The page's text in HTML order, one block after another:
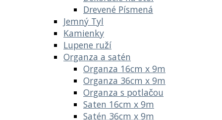
Drevené Písmená
Jemný Tyl
Kamienky
Lupene ruží
Organza a satén
Organza 16cm x 9m
Organza 36cm x 9m
Organza s potlačou
Saten 16cm x 9m
Satén 36cm x 9m